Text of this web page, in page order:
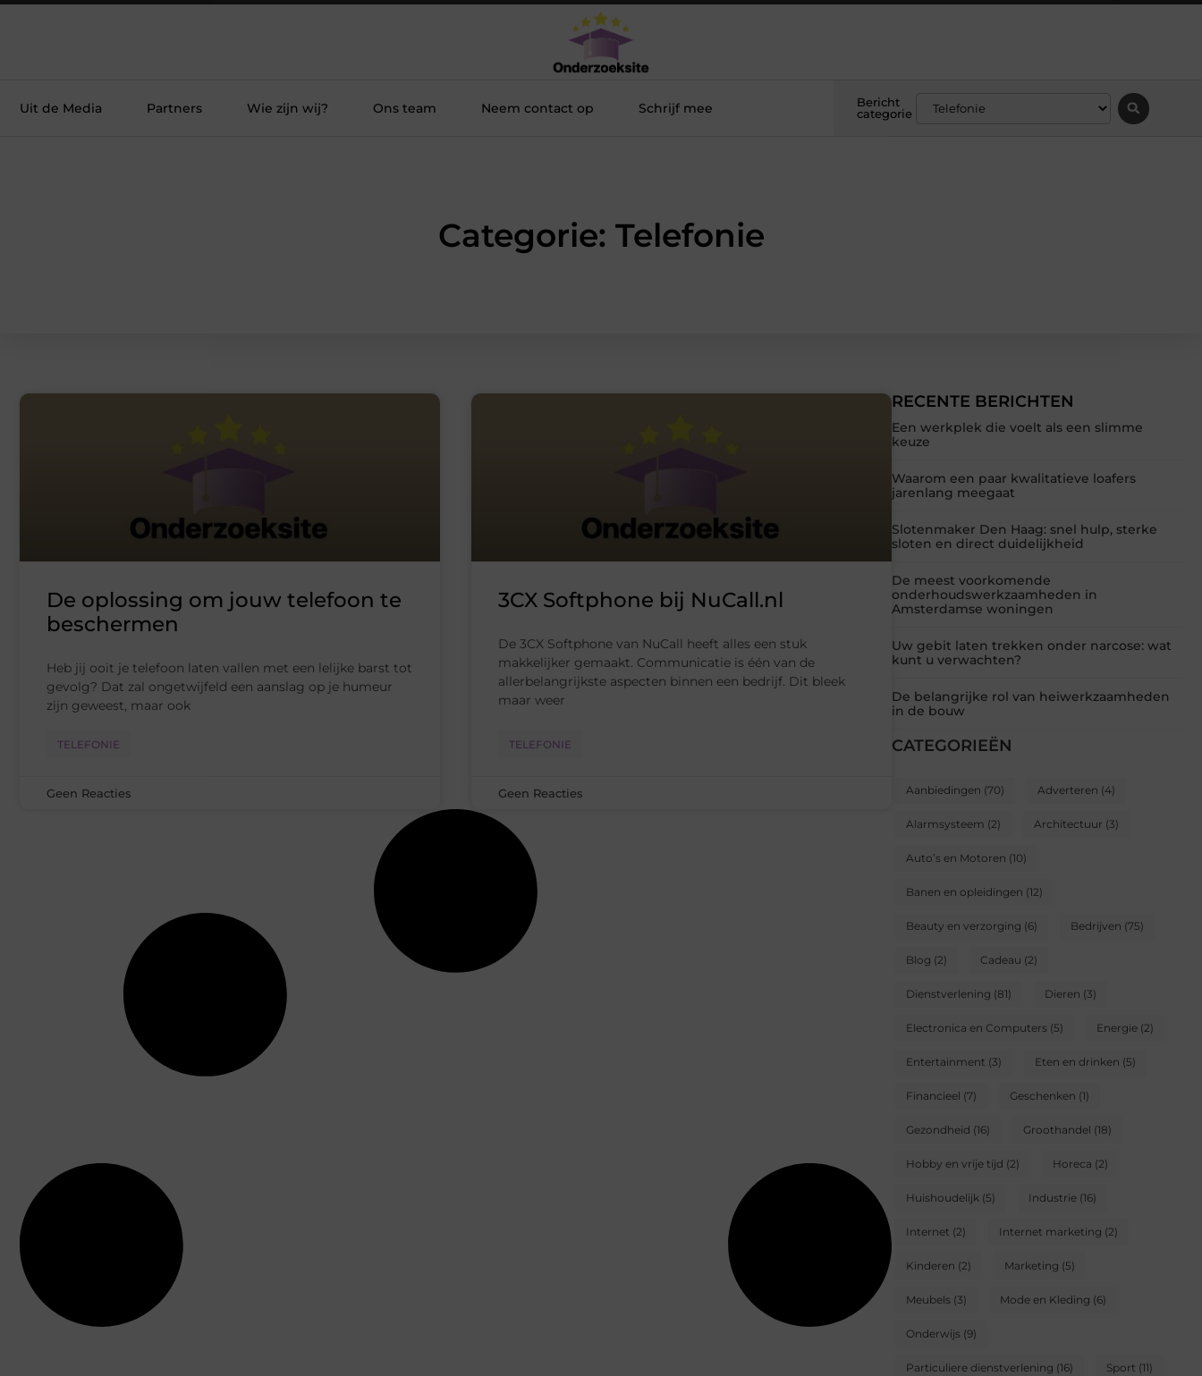
Uit de Media Partners Wie zijn wij? Ons team Neem contact op Schrijf mee
Bericht
categorie
Categorie: Telefonie
RECENTE BERICHTEN
Een werkplek die voelt als een slimme
keuze
Waarom een paar kwalitatieve loafers
jarenlang meegaat
Slotenmaker Den Haag: snel hulp, sterke
sloten en direct duidelijkheid
De meest voorkomende
onderhoudswerkzaamheden in
Amsterdamse woningen
Uw gebit laten trekken onder narcose: wat
kunt u verwachten?
De belangrijke rol van heiwerkzaamheden
in de bouw
CATEGORIEËN
Aanbiedingen (70) Adverteren (4)
Alarmsysteem (2) Architectuur (3)
Auto’s en Motoren (10)
Banen en opleidingen (12)
Beauty en verzorging (6) Bedrijven (75)
Blog (2) Cadeau (2)
Dienstverlening (81) Dieren (3)
Electronica en Computers (5) Energie (2)
Entertainment (3) Eten en drinken (5)
Financieel (7) Geschenken (1)
Gezondheid (16) Groothandel (18)
Hobby en vrije tijd (2) Horeca (2)
Huishoudelijk (5) Industrie (16)
Internet (2) Internet marketing (2)
Kinderen (2) Marketing (5)
Meubels (3) Mode en Kleding (6)
Onderwijs (9)
Particuliere dienstverlening (16) Sport (11)
De oplossing om jouw telefoon te
beschermen
Heb jij ooit je telefoon laten vallen met een lelijke barst tot
gevolg? Dat zal ongetwijfeld een aanslag op je humeur
zijn geweest, maar ook
TELEFONIE
Geen Reacties
3CX Softphone bij NuCall.nl
De 3CX Softphone van NuCall heeft alles een stuk
makkelijker gemaakt. Communicatie is één van de
allerbelangrijkste aspecten binnen een bedrijf. Dit bleek
maar weer
TELEFONIE
Geen Reacties